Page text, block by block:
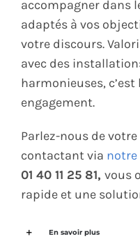
accompagner dans
adaptés à vos
votre discours.
avec des
harmonieuses,
engagement.
Parlez-nous de
contactant via
01 40 11 25 81, vous
rapide et une
En savoir plus